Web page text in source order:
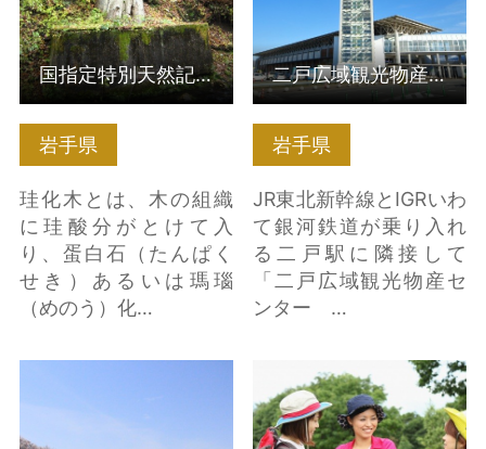
岩手県
珪化木とは、木の組織
に珪酸分がとけて入
り、蛋白石（たんぱく
せき）あるいは瑪瑙
（めのう）化…
国指定特別天然記念物 「根反の大珪化木」
岩手県
JR東北新幹線とIGRいわ
て銀河鉄道が乗り入れ
る二戸駅に隣接して
「二戸広域観光物産セ
ンター …
二戸広域観光物産センター カシオペアメッセなにゃーと
【かみのやま温泉・蔵
王】空色・暮色ウォー
キング の詳細はこちら